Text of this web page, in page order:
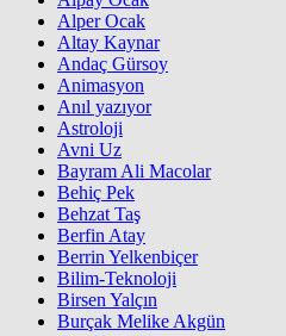
Alper Ocak
Altay Kaynar
Andaç Gürsoy
Animasyon
Anıl yazıyor
Astroloji
Avni Uz
Bayram Ali Macolar
Behiç Pek
Behzat Taş
Berfin Atay
Berrin Yelkenbiçer
Bilim-Teknoloji
Birsen Yalçın
Burçak Melike Akgün